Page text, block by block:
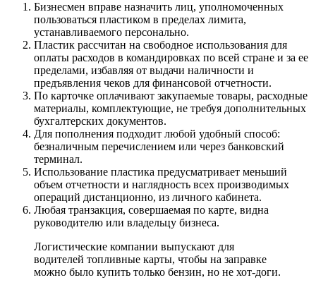
Бизнесмен вправе назначить лиц, уполномоченных
пользоваться пластиком в пределах лимита,
устанавливаемого персонально.
Пластик рассчитан на свободное использования для
оплаты расходов в командировках по всей стране и за ее
пределами, избавляя от выдачи наличности и
предъявления чеков для финансовой отчетности.
По карточке оплачивают закупаемые товары, расходные
материалы, комплектующие, не требуя дополнительных
бухгалтерских документов.
Для пополнения подходит любой удобный способ:
безналичным перечислением или через банковский
терминал.
Использование пластика предусматривает меньший
объем отчетности и наглядность всех производимых
операций дистанционно, из личного кабинета.
Любая транзакция, совершаемая по карте, видна
руководителю или владельцу бизнеса.
Логистические компании выпускают для
водителей топливные карты, чтобы на заправке
можно было купить только бензин, но не хот-доги.